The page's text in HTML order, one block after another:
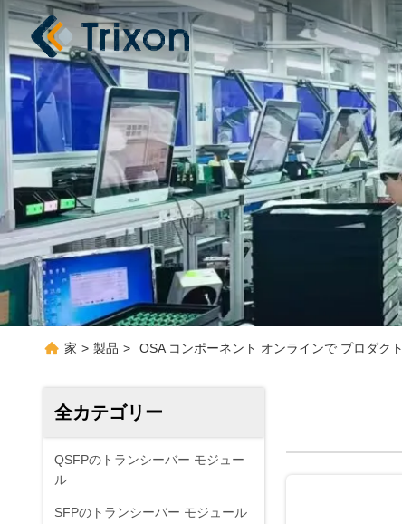
家 > 製品 > OSA コンポーネント オンラインで プロダクト
全カテゴリー
QSFPのトランシーバー モジュー
ル
SFPのトランシーバー モジュール